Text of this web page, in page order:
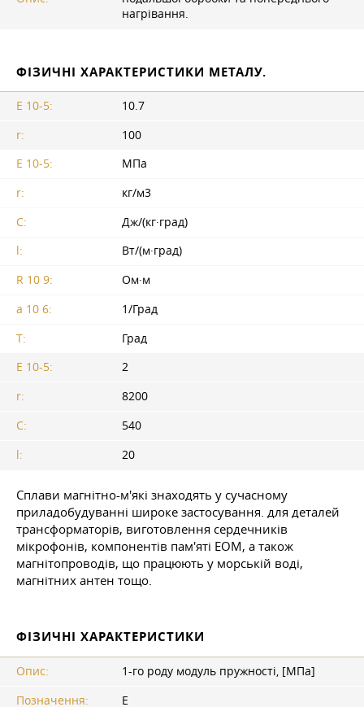
нагрівання.
ФІЗИЧНІ ХАРАКТЕРИСТИКИ МЕТАЛУ.
E 10-5:
10.7
r:
100
E 10-5:
МПа
r:
кг/м3
C:
Дж/(кг·град)
l:
Вт/(м·град)
R 10 9:
Ом·м
a 10 6:
1/Град
T:
Град
E 10-5:
2
r:
8200
C:
540
l:
20
Сплави магнітно-м'які знаходять у сучасному
приладобудуванні широке застосування. для деталей
трансформаторів, виготовлення сердечників
мікрофонів, компонентів пам'яті ЕОМ, а також
магнітопроводів, що працюють у морській воді,
магнітних антен тощо.
ФІЗИЧНІ ХАРАКТЕРИСТИКИ
Опис:
1-го роду модуль пружності, [МПа]
Позначення:
E